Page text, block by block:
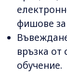
фишове за
връзка от
обучение.